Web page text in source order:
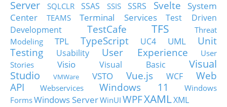
Server
SQLCLR SSAS SSIS SSRS Svelte
System
Center
TEAMS Terminal Services
Test Driven
Development
TestCafe TFS
Threat
Modeling
TPL TypeScript UC4 UML
Unit
Testing
Usability User Experience
User
Stories
Visio Visual Basic
Visual
Studio
VMWare VSTO Vue.js WCF
Web
API
Webservices Windows 11
Windows
FormsWindows ServerWinUI WPFXAMLXML